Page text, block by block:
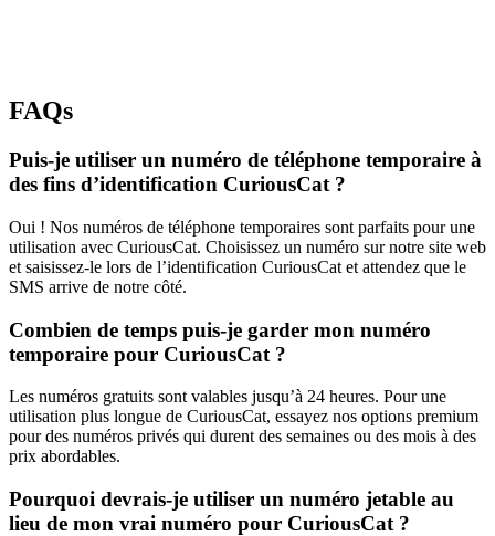
FAQs
Puis-je utiliser un numéro de téléphone temporaire à
des fins d’identification CuriousCat ?
Oui ! Nos numéros de téléphone temporaires sont parfaits pour une
utilisation avec CuriousCat. Choisissez un numéro sur notre site web
et saisissez-le lors de l’identification CuriousCat et attendez que le
SMS arrive de notre côté.
Combien de temps puis-je garder mon numéro
temporaire pour CuriousCat ?
Les numéros gratuits sont valables jusqu’à 24 heures. Pour une
utilisation plus longue de CuriousCat, essayez nos options premium
pour des numéros privés qui durent des semaines ou des mois à des
prix abordables.
Pourquoi devrais-je utiliser un numéro jetable au
lieu de mon vrai numéro pour CuriousCat ?